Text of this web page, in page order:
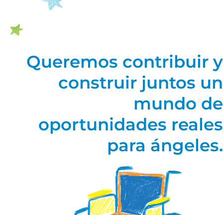
Queremos contribuir y
construir juntos un
mundo de
oportunidades reales
para ángeles.